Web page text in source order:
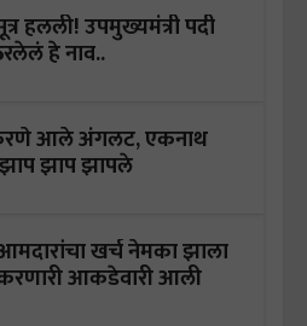
हलली! उपमुख्यमंत्री पदी
हे नाव..
आले अंगलट, एकनाथ
झाप झापले
खर्च नेमका झाला
आकडेवारी आली